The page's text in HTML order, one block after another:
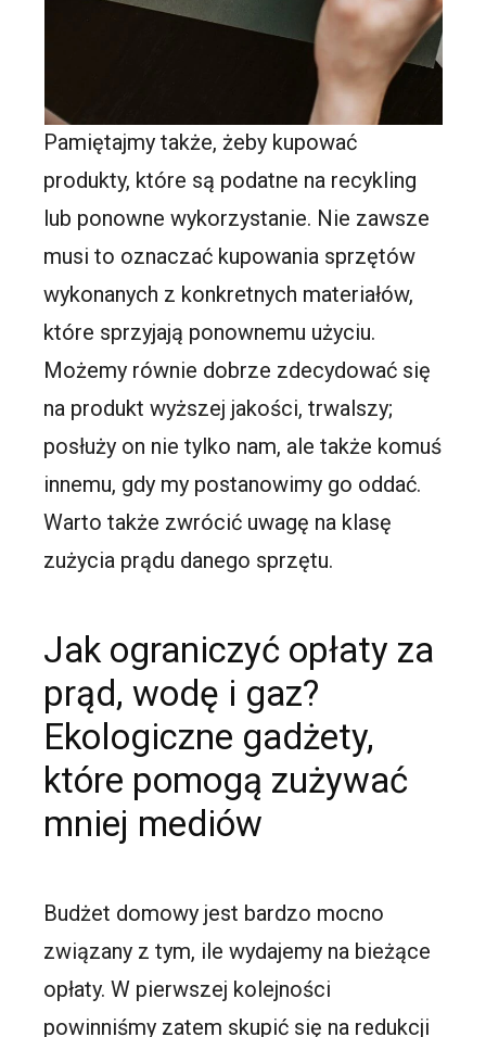
Pamiętajmy także, żeby kupować
produkty, które są podatne na recykling
lub ponowne wykorzystanie. Nie zawsze
musi to oznaczać kupowania sprzętów
wykonanych z konkretnych materiałów,
które sprzyjają ponownemu użyciu.
Możemy równie dobrze zdecydować się
na produkt wyższej jakości, trwalszy;
posłuży on nie tylko nam, ale także komuś
innemu, gdy my postanowimy go oddać.
Warto także zwrócić uwagę na klasę
zużycia prądu danego sprzętu.
Jak ograniczyć opłaty za
prąd, wodę i gaz?
Ekologiczne gadżety,
które pomogą zużywać
mniej mediów
Budżet domowy jest bardzo mocno
związany z tym, ile wydajemy na bieżące
opłaty. W pierwszej kolejności
powinniśmy zatem skupić się na redukcji